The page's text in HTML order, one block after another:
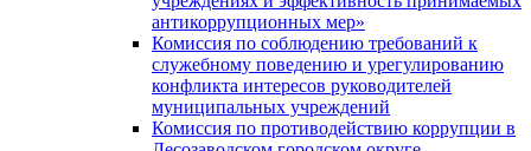
антикоррупционных мер»
Комиссия по соблюдению требований к
служебному поведению и урегулированию
конфликта интересов руководителей
муниципальных учреждений
Комиссия по противодействию коррупции в